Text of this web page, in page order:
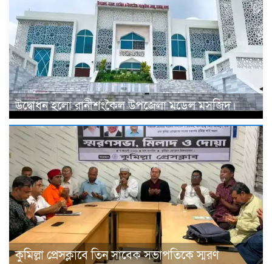
উদ্বোধন হলো রানীশংকৈল উপজেলা মডেল মসজিদ।
কুমিল্লা প্রেসক্লাবে তিন সাবেক সভাপতিকে স্মরণ